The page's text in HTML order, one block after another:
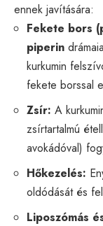
ennek javítására:
Fekete bors
piperin
kurkumin
fekete borssal
Zsír: A
zsírtartalmú
avokádóval)
Hőkezelés:
oldódását és
Liposzómás